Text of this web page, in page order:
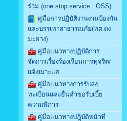
ร่วม (one stop service : OSS)
คู่มือการปฏิบัติงานงานป้องกัน
และบรรเทาสาธารณภัย(ทต.ดง
มะยาง)
คู่มือแนวทางปฏิบัติการ
จัดการเรื่องร้องเรียนการทุจริต/
แจ้งเบาะแส
คู่มือแนวทางการรับลง
ทะเบียนและยื่นคำขอรับเบี้ย
ความพิการ
คู่มือแนวทางปฎฺิบัติหน้าที่